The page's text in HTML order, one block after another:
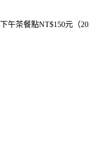
下午茶餐點NT$150元（